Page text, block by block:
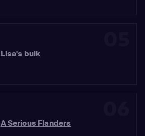
Lisa's buik
A Serious Flanders